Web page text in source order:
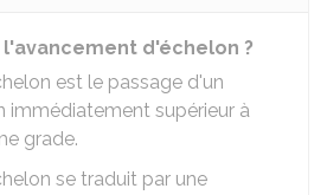
d'échelon ?
est le passage d'un
immédiatement supérieur à
grade.
se traduit par une